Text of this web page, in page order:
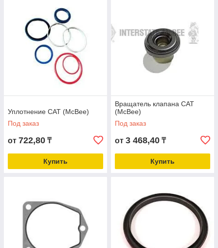
Уплотнение CAT (McBee)
Под заказ
от 722,80 ₸
Купить
Вращатель клапана CAT
(McBee)
Под заказ
от 3 468,40 ₸
Купить